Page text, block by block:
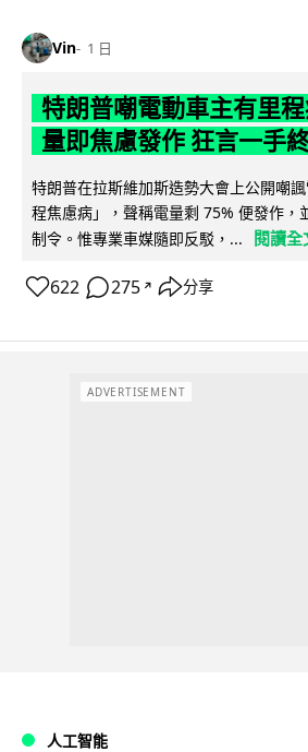
Vin 1 日
特朗普嘲電動車主有里
量即焦慮發作 狂言一手
特朗普在拉斯維加斯造勢大會上公開嘲
程焦慮病」，聲稱電量剩 75% 便發作，
制令。惟專業車媒隨即反駁，...
閱讀全
622 275 ↗ 分享
ADVERTISEMENT
人工智能